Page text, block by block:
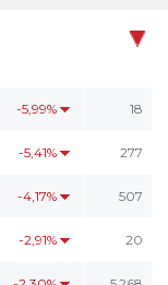
-5,99% 18
-5,41% 277
-4,17% 507
-2,91% 20